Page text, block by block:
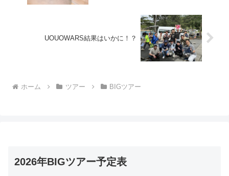
UOUOWARS結果はいかに！？
ホーム ツアー BIGツアー
2026年BIGツアー予定表